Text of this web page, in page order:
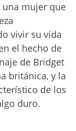
mujer que
vivir su vida
el hecho de
de Bridget
británica, y la
de los
duro.